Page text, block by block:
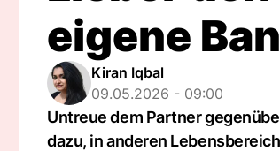
eigene
Kiran Iqbal
09.05.2026 - 09:00
Untreue dem Partner
dazu, in anderen